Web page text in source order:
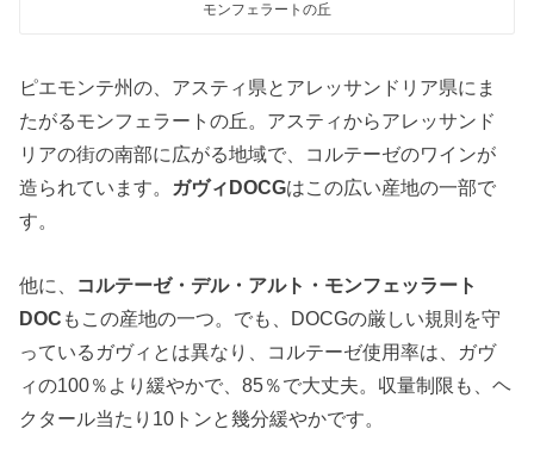
モンフェラートの丘
ピエモンテ州の、アスティ県とアレッサンドリア県にま
たがるモンフェラートの丘。アスティからアレッサンド
リアの街の南部に広がる地域で、コルテーゼのワインが
造られています。 ガヴィDOCGはこの広い産地の一部で
す。
他に、 コルテーゼ・デル・アルト・モンフェッラート
DOC もこの産地の一つ。でも、DOCGの厳しい規則を守
っているガヴィとは異なり、コルテーゼ使用率は、ガヴ
ィの100％より緩やかで、85％で大丈夫。収量制限も、ヘ
クタール当たり10トンと幾分緩やかです。